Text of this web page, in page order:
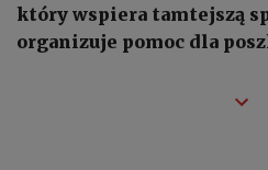
który wspiera tamtejszą
organizuje pomoc dla